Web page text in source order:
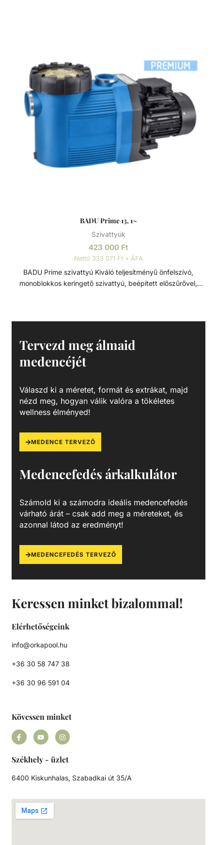
előszűrővel (3l). Polikarbonát átlátszó fedéllel rendelkezik.
Sósvizes (elektrolizis) rendszerekhez telepíthető max. 5gr/l
só koncetrációig. Alkalmazási terület Úszómedence
vízkeringetés szűrőrendszeren keresztül. A szivattyú
beépíthető max. 2 m-el a vízszint felett, vagy max. 3 m-el
- Polikarbonát átlátszó fedél - Sósvizes (elektrolizis)
rendszerekhez telepíthető max. 5gr/l só koncetrációig
BADU Prime 13, 1~
Szivattyúk
423 000 Ft
Nettó 333 071 Ft + ÁFA
BADU Prime szivattyú Kiváló teljesítményű önfelszívó,
monoblokkos keringető szivattyú, beépített előszűrővel,
Működési tartomány: 11 m3/h H=10m - Tápfeszültség: 230
V
Keressen minket bizalommal!
Elérhetőségeink
info@orkapool.hu
+36 30 58 747 38
+36 30 96 591 04
Kövessen minket
Székhely - üzlet
6400 Kiskunhalas, Szabadkai út 35/A
Tervezd meg álmaid
medencéjét
Válaszd ki a méretet, formát és extrákat, majd
nézd meg, hogyan válik valóra a tökéletes
wellness élményed!
MEDENCE TERVEZŐ
Medencefedés árkalkulátor
Számold ki a számodra ideális medencefedés
várható árát – csak add meg a méreteket, és
azonnal látod az eredményt!
MEDENCEFEDÉS TERVEZŐ